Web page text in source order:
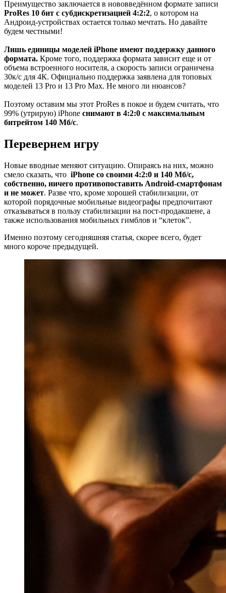
Преимущество заключается в нововведённом формате записи
ProRes 10 бит с субдискретизацией 4:2:2, о котором на
Андроид-устройствах остается только мечтать. Но давайте
будем честными!
Лишь единицы моделей iPhone имеют поддержку данного
формата. Кроме того, поддержка формата зависит еще и от
объема встроенного носителя, а скорость записи ограничена
30к/с для 4К. Официально поддержка заявлена для топовых
моделей 13 Pro и 13 Pro Max. Не много ли нюансов?
Поэтому оставим мы этот ProRes в покое и будем считать, что
99% (утрирую) iPhone снимают в 4:2:0 с максимальным
битрейтом 140 Мб/с.
Перевернем игру
Новые вводные меняют ситуацию. Опираясь на них, можно
смело сказать, что iPhone со своими 4:2:0 и 140 Мб/с,
собственно, ничего противопоставить Android-смартфонам
и не может. Разве что, кроме хорошей стабилизации, от
которой порядочные мобильные видеографы предпочитают
отказываться в пользу стабилизации на пост-продакшене, а
также использования мобильных гимблов и “клеток”.
Именно поэтому сегодняшняя статья, скорее всего, будет
много короче предыдущей.